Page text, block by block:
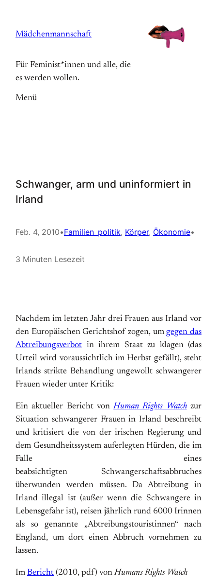
springen
Mädchenmannschaft
Für Feminist*innen und alle, die
es werden wollen.
Menü
Schwanger, arm und uninformiert in
Irland
Feb. 4, 2010•Familien_politik, Körper, Ökonomie•
3 Minuten Lesezeit
Nachdem im letzten Jahr drei Frauen aus Irland vor
den Europäischen Gerichtshof zogen, umgegen das
Abtreibungsverbot in ihrem Staat zu klagen (das
Urteil wird voraussichtlich im Herbst gefällt), steht
Irlands strikte Behandlung ungewollt schwangerer
Frauen wieder unter Kritik:
Ein aktueller Bericht vonHuman Rights Watchzur
Situation schwangerer Frauen in Irland beschreibt
und kritisiert die von der irischen Regierung und
dem Gesundheitssystem auferlegten Hürden, die im
Falle eines
beabsichtigten Schwangerschaftsabbruches
überwunden werden müssen. Da Abtreibung in
Irland illegal ist (außer wenn die Schwangere in
Lebensgefahr ist), reisen jährlich rund 6000 Irinnen
als so genannte „Abtreibungstouristinnen“ nach
England, um dort einen Abbruch vornehmen zu
lassen.
Im Bericht (2010, pdf) von Humans Rights Watch